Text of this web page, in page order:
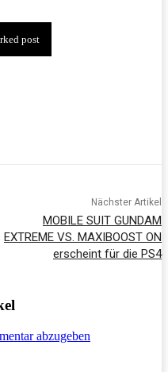
post
Nächster Artikel
MOBILE SUIT GUNDAM
EXTREME VS. MAXIBOOST ON
erscheint für die PS4
abzugeben